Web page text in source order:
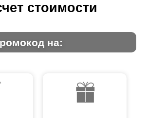
стоимости
на: